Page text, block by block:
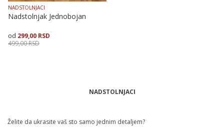
NADSTOLNJACI
Nadstolnjak Jednobojan
299,00 RSD
499,00RSD
NADSTOLNJACI
Želite da ukrasite vaš sto samo jednim detaljem?